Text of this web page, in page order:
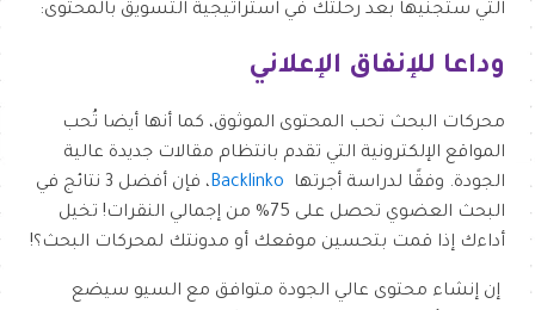
التي ستجنيها بعد رحلتك في استراتيجية التسويق بالمحتوى:
وداعا للإنفاق الإعلاني
محركات البحث تحب المحتوى الموثوق، كما أنها أيضا تُحب
المواقع الإلكترونية التي تقدم بانتظام مقالات جديدة عالية
الجودة. وفقًا لدراسة أجرتها Backlinko
، فإن أفضل 3 نتائج في
البحث العضوي تحصل على 75% من إجمالي النقرات! تخيل
أداءك إذا قمت بتحسين موقعك أو مدونتك لمحركات البحث؟!
إن إنشاء محتوى عالي الجودة متوافق مع السيو سيضع